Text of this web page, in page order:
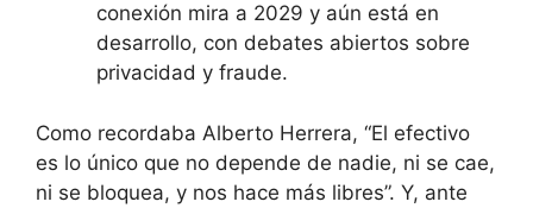
conexión mira a 2029 y aún está en
desarrollo, con debates abiertos sobre
privacidad y fraude.
Como recordaba Alberto Herrera, “El efectivo
es lo único que no depende de nadie, ni se cae,
ni se bloquea, y nos hace más libres”. Y, ante